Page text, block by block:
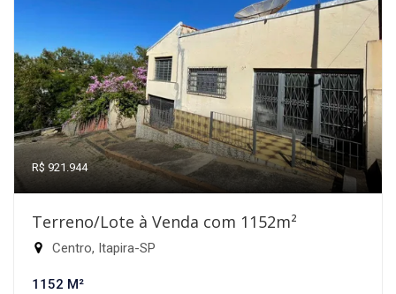
R$ 921.944
Terreno/Lote à Venda com 1152m²
Centro, Itapira-SP
1152 M²